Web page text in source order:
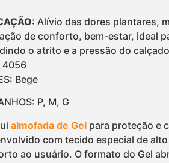
: Alívio das dores plantares,
de conforto, bem-estar, ideal
o atrito e a pressão do
4056
Bege
P, M, G
almofada de Gel para proteção e
com tecido especial de
ao usuário. O formato do Gel